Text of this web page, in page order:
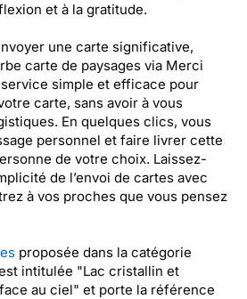
et à la gratitude.
une carte significative,
carte de paysages via Merci
service simple et efficace pour
carte, sans avoir à vous
En quelques clics, vous
personnel et faire livrer cette
de votre choix. Laissez-
de l’envoi de cartes avec
à vos proches que vous pensez
proposée dans la catégorie
intitulée "Lac cristallin et
au ciel" et porte la référence